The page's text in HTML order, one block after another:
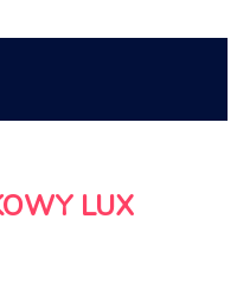
LUX